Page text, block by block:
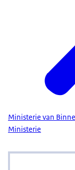
Ministerie van
Ministerie